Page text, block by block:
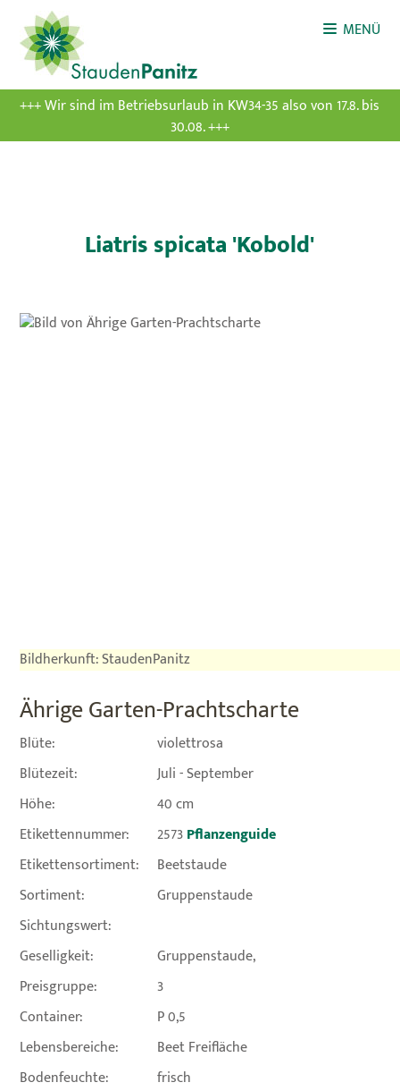
MENÜ
+++ Wir sind im Betriebsurlaub in KW34-35 also von 17.8. bis
30.08. +++
Liatris spicata 'Kobold'
Bildherkunft: StaudenPanitz
Ährige Garten-Prachtscharte
Blüte:
violettrosa
Blütezeit:
Juli - September
Höhe:
40 cm
Etikettennummer:
2573Pflanzenguide
Etikettensortiment:
Beetstaude
Sortiment:
Gruppenstaude
Sichtungswert:
Geselligkeit:
Gruppenstaude,
Preisgruppe:
3
Container:
P 0,5
Lebensbereiche:
Beet Freifläche
Bodenfeuchte:
frisch